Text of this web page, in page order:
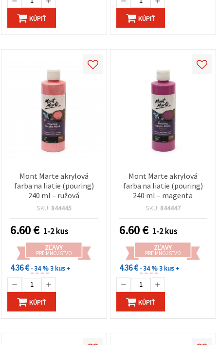
KÚPIŤ KÚPIŤ
Mont Marte akrylová
farba na liatie (pouring)
240 ml – ružová
SKU: 844445
6.60€ 1-2 kus
ZĽAVY
PRE MNOŽSTVO
4.36 €- 34 %3 kus +
KÚPIŤ
Mont Marte akrylová
farba na liatie (pouring)
240 ml – magenta
SKU: 844447
6.60€ 1-2 kus
ZĽAVY
PRE MNOŽSTVO
4.36 €- 34 %3 kus +
KÚPIŤ